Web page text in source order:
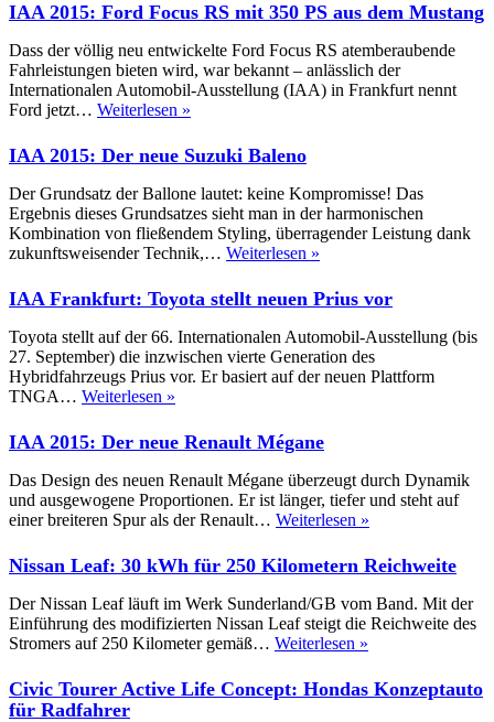
IAA 2015: Ford Focus RS mit 350 PS aus dem Mustang
Dass der völlig neu entwickelte Ford Focus RS atemberaubende
Fahrleistungen bieten wird, war bekannt – anlässlich der
Internationalen Automobil-Ausstellung (IAA) in Frankfurt nennt
Ford jetzt… Weiterlesen »
Ford
Focus
RS
mit
350
PS
aus
Mustang
IAA 2015: Der neue Suzuki Baleno
Der Grundsatz der Ballone lautet: keine Kompromisse! Das
Ergebnis dieses Grundsatzes sieht man in der harmonischen
Kombination von fließendem Styling, überragender Leistung dank
zukunftsweisender Technik,… Weiterlesen »
Der
neue
Suzuki
Baleno
IAA Frankfurt: Toyota stellt neuen Prius vor
Toyota stellt auf der 66. Internationalen Automobil-Ausstellung (bis
27. September) die inzwischen vierte Generation des
Hybridfahrzeugs Prius vor. Er basiert auf der neuen Plattform
TNGA… Weiterlesen »
Toyota
stellt
neuen
Prius
vor
IAA 2015: Der neue Renault Mégane
Das Design des neuen Renault Mégane überzeugt durch Dynamik
und ausgewogene Proportionen. Er ist länger, tiefer und steht auf
einer breiteren Spur als der Renault… Weiterlesen »
Der
neue
Renault
Mégane
Nissan Leaf: 30 kWh für 250 Kilometern Reichweite
Der Nissan Leaf läuft im Werk Sunderland/GB vom Band. Mit der
Einführung des modifizierten Nissan Leaf steigt die Reichweite des
Stromers auf 250 Kilometer gemäß… Weiterlesen »
30
kWh
Civic Tourer Active Life Concept: Hondas Konzeptauto
für Radfahrer